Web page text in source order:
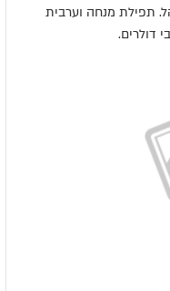
תפילת מנחה וערבית